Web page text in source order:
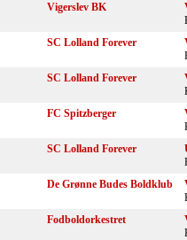
Vigerslev BK
SC Lolland Forever
SC Lolland Forever
FC Spitzberger
SC Lolland Forever
De Grønne Budes Boldklub
Fodboldorkestret